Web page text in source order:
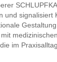
und signalisiert
im